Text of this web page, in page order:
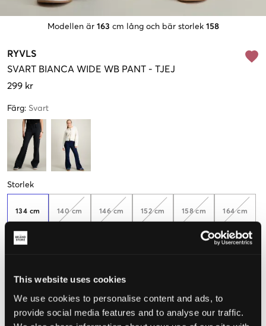
This website uses cookies
We use cookies to personalise content and ads, to
provide social media features and to analyse our traffic.
Modellen är 163 cm lång och bär storlek 158
RYVLS
SVART BIANCA WIDE WB PANT - TJEJ
299 kr
Färg: Svart
Storlek
134 cm
Få kvar
140 cm 146 cm 152 cm 158 cm 164 cm
Upplevd storlek